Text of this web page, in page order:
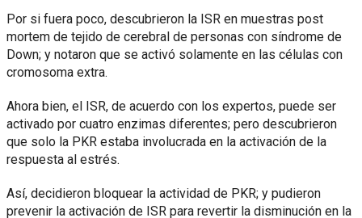
Por si fuera poco, descubrieron la ISR en muestras post
mortem de tejido de cerebral de personas con síndrome de
Down; y notaron que se activó solamente en las células con
cromosoma extra.
Ahora bien, el ISR, de acuerdo con los expertos, puede ser
activado por cuatro enzimas diferentes; pero descubrieron
que solo la PKR estaba involucrada en la activación de la
respuesta al estrés.
Así, decidieron bloquear la actividad de PKR; y pudieron
prevenir la activación de ISR para revertir la disminución en la